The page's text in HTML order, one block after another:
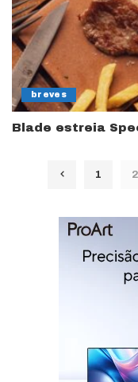
breves
Blade estreia
1 2